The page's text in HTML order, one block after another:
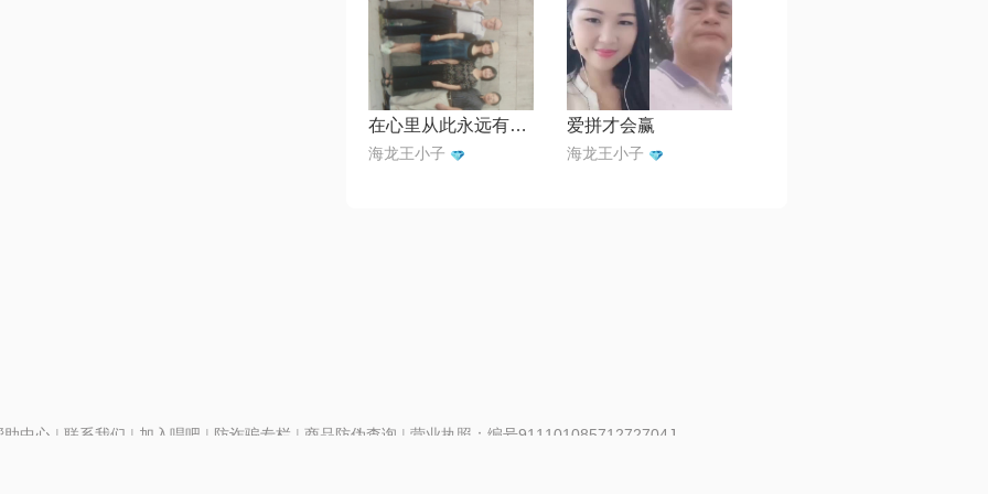
在心里从此永远有个你
海龙王小子
爱拼才会赢
海龙王小子
助中心 | 联系我们 | 加入唱吧 | 防诈骗专栏 | 商品防伪查询 | 营业执照：编号91110108571272704J